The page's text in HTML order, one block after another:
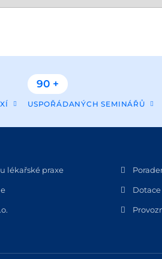
90 +
USPOŘÁDANÝCH SEMINÁŘŮ
lékařské praxe